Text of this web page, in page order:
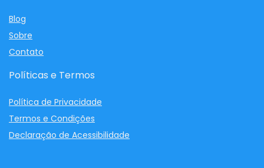
Blog
Sobre
Contato
Políticas e Termos
Política de Privacidade
Termos e Condições
Declaração de Acessibilidade